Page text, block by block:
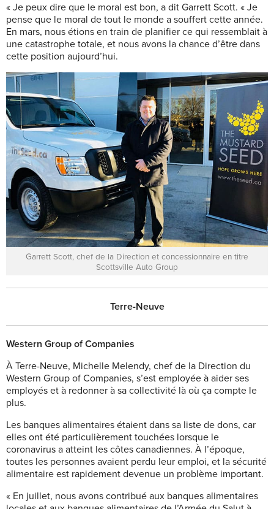
« Je peux dire que le moral est bon, a dit Garrett Scott. « Je
pense que le moral de tout le monde a souffert cette année.
En mars, nous étions en train de planifier ce qui ressemblait à
une catastrophe totale, et nous avons la chance d’être dans
cette position aujourd’hui.
Garrett Scott, chef de la Direction et concessionnaire en titre
Scottsville Auto Group
Terre-Neuve
Western Group of Companies
À Terre-Neuve, Michelle Melendy, chef de la Direction du
Western Group of Companies, s’est employée à aider ses
employés et à redonner à sa collectivité là où ça compte le
plus.
Les banques alimentaires étaient dans sa liste de dons, car
elles ont été particulièrement touchées lorsque le
coronavirus a atteint les côtes canadiennes. À l’époque,
toutes les personnes avaient perdu leur emploi, et la sécurité
alimentaire est rapidement devenue un problème important.
« En juillet, nous avons contribué aux banques alimentaires